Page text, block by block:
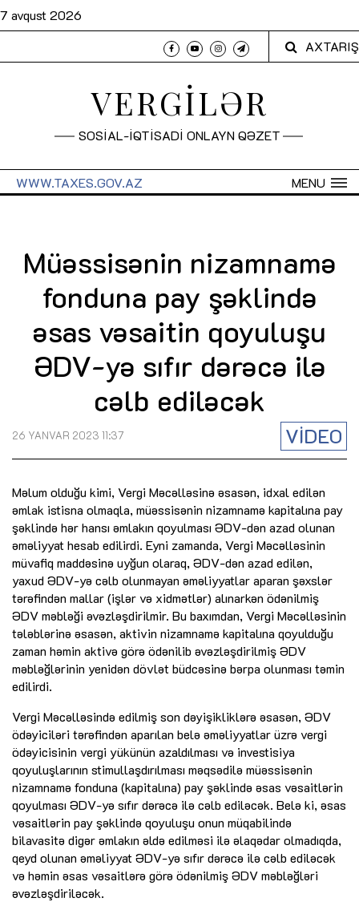
7 avqust 2026
AXTARIŞ
VERGİLƏR
SOSİAL-İQTİSADİ ONLAYN QƏZET
MENU
WWW.TAXES.GOV.AZ
Müəssisənin nizamnamə
fonduna pay şəklində
əsas vəsaitin qoyuluşu
ƏDV-yə sıfır dərəcə ilə
cəlb ediləcək
VİDEO
26 YANVAR 2023 11:37
Məlum olduğu kimi, Vergi Məcəlləsinə əsasən, idxal edilən
əmlak istisna olmaqla, müəssisənin nizamnamə kapitalına pay
şəklində hər hansı əmlakın qoyulması ƏDV-dən azad olunan
əməliyyat hesab edilirdi. Eyni zamanda, Vergi Məcəlləsinin
müvafiq maddəsinə uyğun olaraq, ƏDV-dən azad edilən,
yaxud ƏDV-yə cəlb olunmayan əməliyyatlar aparan şəxslər
tərəfindən mallar (işlər və xidmətlər) alınarkən ödənilmiş
ƏDV məbləği əvəzləşdirilmir. Bu baxımdan, Vergi Məcəlləsinin
tələblərinə əsasən, aktivin nizamnamə kapitalına qoyulduğu
zaman həmin aktivə görə ödənilib əvəzləşdirilmiş ƏDV
məbləğlərinin yenidən dövlət büdcəsinə bərpa olunması təmin
edilirdi.
Vergi Məcəlləsində edilmiş son dəyişikliklərə əsasən, ƏDV
ödəyiciləri tərəfindən aparılan belə əməliyyatlar üzrə vergi
ödəyicisinin vergi yükünün azaldılması və investisiya
qoyuluşlarının stimullaşdırılması məqsədilə müəssisənin
nizamnamə fonduna (kapitalına) pay şəklində əsas vəsaitlərin
qoyulması ƏDV-yə sıfır dərəcə ilə cəlb ediləcək. Belə ki, əsas
vəsaitlərin pay şəklində qoyuluşu onun müqabilində
bilavasitə digər əmlakın əldə edilməsi ilə əlaqədar olmadıqda,
qeyd olunan əməliyyat ƏDV-yə sıfır dərəcə ilə cəlb ediləcək
və həmin əsas vəsaitlərə görə ödənilmiş ƏDV məbləğləri
əvəzləşdiriləcək.